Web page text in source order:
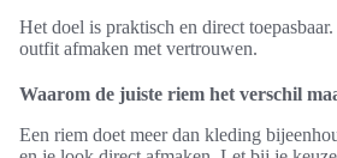
Het doel is praktisch en direct
outfit afmaken met vertrouwen.
Waarom de juiste riem het verschil
Een riem doet meer dan kleding